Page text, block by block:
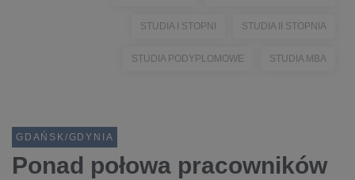
STUDIA I STOPNI STUDIA II STOPNIA
STUDIA PODYPLOMOWE STUDIA MBA
GDAŃSK/GDYNIA
Ponad połowa pracowników